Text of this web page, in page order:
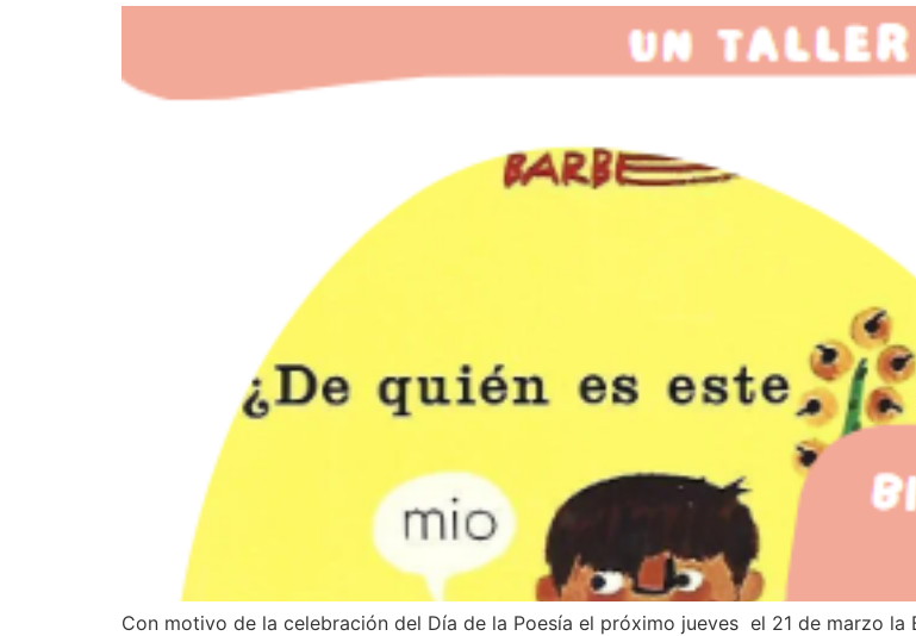
Con motivo de la celebración del Día de la Poesía el próximo jueves el 21 de marzo